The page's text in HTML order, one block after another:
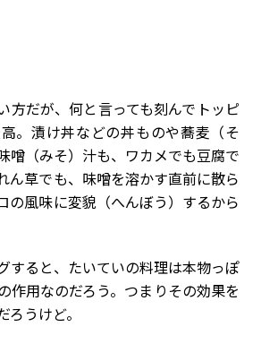
方だが、何と言っても刻んでトッピ
。漬け丼などの丼ものや蕎麦（そ
噌（みそ）汁も、ワカメでも豆腐で
ん草でも、味噌を溶かす直前に散ら
の風味に変貌（へんぼう）するから
すると、たいていの料理は本物っぽ
作用なのだろう。つまりその効果を
ろうけど。